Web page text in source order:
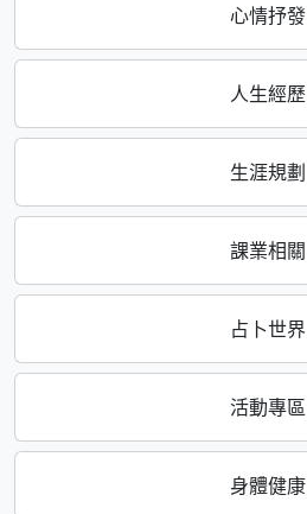
心情抒發
人生經歷
生涯規劃
課業相關
占卜世界
活動專區
身體健康